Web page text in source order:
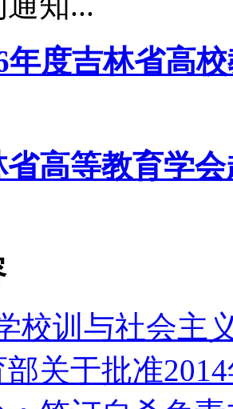
年度吉林省高
省高等教育学
校训与社会主
关于批准